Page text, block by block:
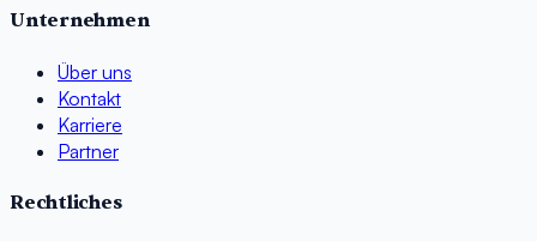
Unternehmen
Über uns
Kontakt
Karriere
Partner
Rechtliches